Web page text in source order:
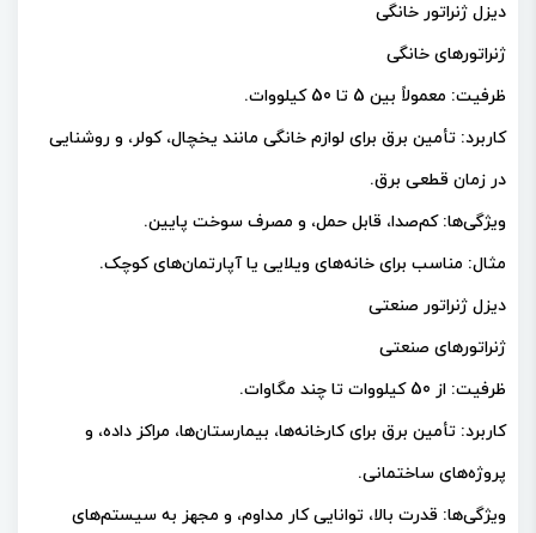
دیزل ژنراتور خانگی
ژنراتورهای خانگی
ظرفیت: معمولاً بین 5 تا 50 کیلووات.
کاربرد: تأمین برق برای لوازم خانگی مانند یخچال، کولر، و روشنایی
در زمان قطعی برق.
ویژگی‌ها: کم‌صدا، قابل حمل، و مصرف سوخت پایین.
مثال: مناسب برای خانه‌های ویلایی یا آپارتمان‌های کوچک.
دیزل ژنراتور صنعتی
ژنراتورهای صنعتی
ظرفیت: از 50 کیلووات تا چند مگاوات.
کاربرد: تأمین برق برای کارخانه‌ها، بیمارستان‌ها، مراکز داده، و
پروژه‌های ساختمانی.
ویژگی‌ها: قدرت بالا، توانایی کار مداوم، و مجهز به سیستم‌های